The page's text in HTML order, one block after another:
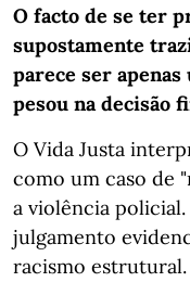
O facto de se ter
supostamente
parece ser
pesou na decisão
O Vida Justa
como um caso de
a violência
julgamento
racismo estrutural.